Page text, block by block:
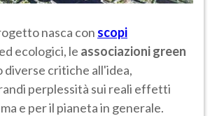
nasca con scopi
ed ecologici, le associazioni green
diverse critiche all'idea,
perplessità sui reali effetti
e per il pianeta in generale.